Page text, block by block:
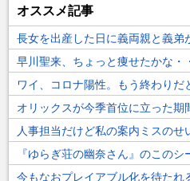
オススメ記事
早川聖来、ちょっと痩せたかな・
ワイ、コロナ陽性。もう終わりだ
オリックスが今季首位に立った期